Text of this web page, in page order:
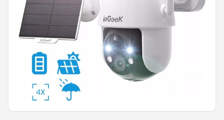
EZVIZ
Hikvision
TP-Link
Foscam